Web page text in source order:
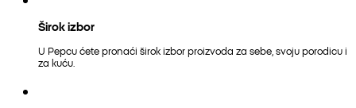
Širok izbor
U Pepcu ćete pronaći širok izbor proizvoda za sebe, svoju porodicu i
za kuću.